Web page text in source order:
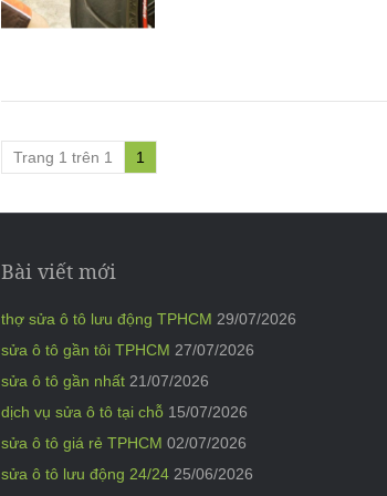
Trang 1 trên 1 1
Bài viết mới
thợ sửa ô tô lưu động TPHCM 29/07/2026
sửa ô tô gần tôi TPHCM 27/07/2026
sửa ô tô gần nhất 21/07/2026
dịch vụ sửa ô tô tại chỗ 15/07/2026
sửa ô tô giá rẻ TPHCM 02/07/2026
sửa ô tô lưu động 24/24 25/06/2026